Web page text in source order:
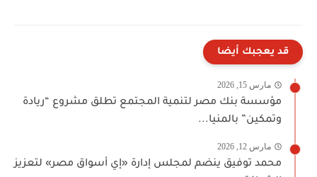
قد يعجبك أيضا
مارس 15, 2026
مؤسسة بنك مصر لتنمية المجتمع تطلق مشروع “ريادة
وتمكين” بالمنيا...
مارس 12, 2026
محمد توفيق ينضم لمجلس إدارة «إي أسواق مصر» لتعزيز